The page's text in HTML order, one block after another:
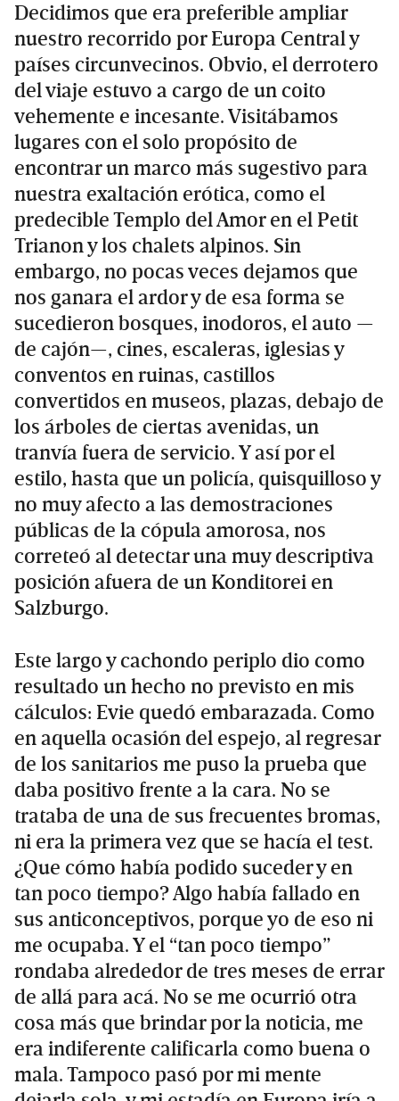
Decidimos que era preferible ampliar
nuestro recorrido por Europa Central y
países circunvecinos. Obvio, el derrotero
del viaje estuvo a cargo de un coito
vehemente e incesante. Visitábamos
lugares con el solo propósito de
encontrar un marco más sugestivo para
nuestra exaltación erótica, como el
predecible Templo del Amor en el Petit
Trianon y los chalets alpinos. Sin
embargo, no pocas veces dejamos que
nos ganara el ardor y de esa forma se
sucedieron bosques, inodoros, el auto —
de cajón—, cines, escaleras, iglesias y
conventos en ruinas, castillos
convertidos en museos, plazas, debajo de
los árboles de ciertas avenidas, un
tranvía fuera de servicio. Y así por el
estilo, hasta que un policía, quisquilloso y
no muy afecto a las demostraciones
públicas de la cópula amorosa, nos
correteó al detectar una muy descriptiva
posición afuera de un Konditorei en
Salzburgo.
Este largo y cachondo periplo dio como
resultado un hecho no previsto en mis
cálculos: Evie quedó embarazada. Como
en aquella ocasión del espejo, al regresar
de los sanitarios me puso la prueba que
daba positivo frente a la cara. No se
trataba de una de sus frecuentes bromas,
ni era la primera vez que se hacía el test.
¿Que cómo había podido suceder y en
tan poco tiempo? Algo había fallado en
sus anticonceptivos, porque yo de eso ni
me ocupaba. Y el “tan poco tiempo”
rondaba alrededor de tres meses de errar
de allá para acá. No se me ocurrió otra
cosa más que brindar por la noticia, me
era indiferente calificarla como buena o
mala. Tampoco pasó por mi mente